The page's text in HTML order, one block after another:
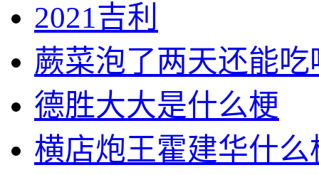
2021吉利
蕨菜泡了两天还能吃
德胜大大是什么梗
横店炮王霍建华什么